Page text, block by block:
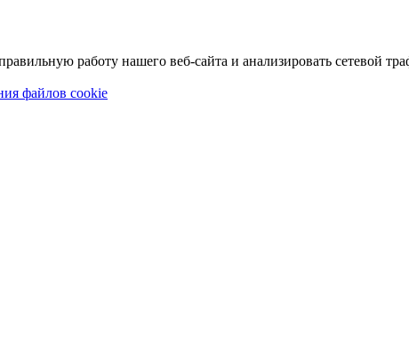
работу нашего веб-сайта и анализировать сетевой
файлов cookie